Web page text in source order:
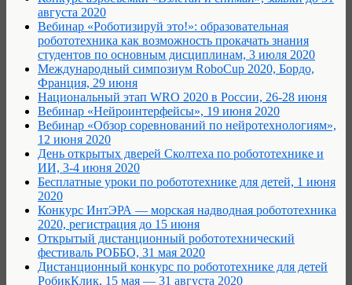
августа 2020
Вебинар «Роботизируй это!»: образовательная
робототехника как возможность прокачать знания
студентов по основным дисциплинам, 3 июля 2020
Международный симпозиум RoboCup 2020, Бордо,
Франция, 29 июня
Национальный этап WRO 2020 в России, 26-28 июня
Вебинар «Нейроинтерфейсы», 19 июня 2020
Вебинар «Обзор соревнований по нейротехнологиям»,
12 июня 2020
День открытых дверей Сколтеха по робототехнике и
ИИ, 3-4 июня 2020
Бесплатные уроки по робототехнике для детей, 1 июня
2020
Конкурс ИнтЭРА — морская надводная робототехника
2020, регистрация до 15 июня
Открытый дистанционный робототехнический
фестиваль РОББО, 31 мая 2020
Дистанционный конкурс по робототехнике для детей
РобикКлик, 15 мая — 31 августа 2020